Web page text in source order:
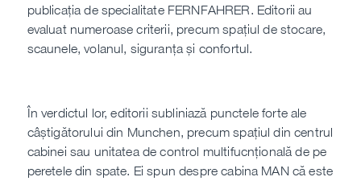
publicația de specialitate FERNFAHRER. Editorii au
evaluat numeroase criterii, precum spațiul de stocare,
scaunele, volanul, siguranța și confortul.
În verdictul lor, editorii subliniază punctele forte ale
câștigătorului din Munchen, precum spațiul din centrul
cabinei sau unitatea de control multifucnțională de pe
peretele din spate. Ei spun despre cabina MAN că este